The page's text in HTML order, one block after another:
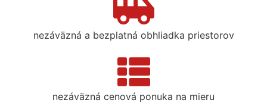
nezáväzná a bezplatná obhliadka priestorov
nezáväzná cenová ponuka na mieru